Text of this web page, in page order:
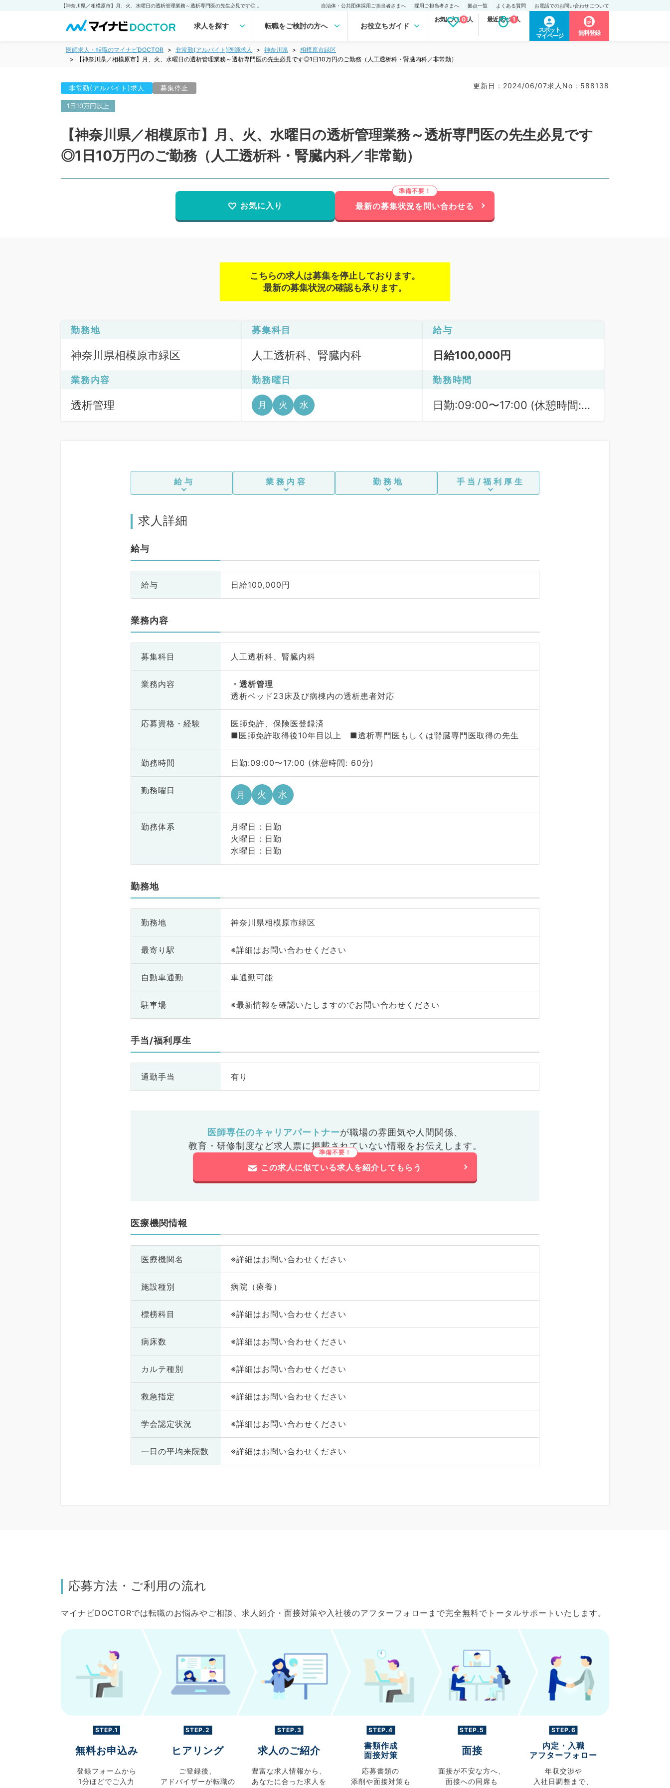
自治体・公共団体採用ご担当者さまへ 採用ご担当者さまへ 拠点一覧 よくある質問 お電話でのお問い合わせについて
求人を探す 転職をご検討の方へ お役立ちガイド
お気に入り求人
0 最近見た求人
1
スポット
マイページ
無料登録
医師求人・転職のマイナビDOCTOR 非常勤(アルバイト)医師求人 神奈川県
相模原市緑区
【神奈川県／相模原市】月、火、水曜日の透析管理業務～透析専門医の先生必見です◎1日10万円のご勤務（人工透析科・腎臓内科／非常勤）
非常勤(アルバイト)求人 募集停止 更新日 : 2024/06/07求人No : 588138
1日10万円以上
【神奈川県／相模原市】月、火、水曜日の透析管理業務～透析専門医の先生必見です
◎1日10万円のご勤務（人工透析科・腎臓内科／非常勤）
お気に入り 最新の募集状況を問い合わせる
こちらの求人は募集を停止しております。
最新の募集状況の確認も承ります。
勤務地
神奈川県相模原市緑区
募集科目
人工透析科、腎臓内科
給与
日給100,000円
業務内容
透析管理
勤務曜日
月 火 水
勤務時間
日勤:09:00〜17:00 (休憩時間:
給与 業務内容 勤務地 手当/福利厚生
求人詳細
給与
給与 日給100,000円
業務内容
募集科目 人工透析科、腎臓内科
業務内容
透析管理
透析ベッド23床及び病棟内の透析患者対応
応募資格・ 経験
医師免許、保険医登録済
■医師免許取得後10年目以上 ■透析専門医もしくは腎臓専門医取得の先生
勤務時間 日勤:09:00〜17:00 (休憩時間: 60分)
勤務曜日 月 火 水
勤務体系
月曜日 : 日勤
火曜日 : 日勤
水曜日 : 日勤
勤務地
勤務地 神奈川県相模原市緑区
最寄り駅 ※詳細はお問い合わせください
自動車通勤 車通勤可能
駐車場 ※最新情報を確認いたしますのでお問い合わせください
手当/福利厚生
通勤手当 有り
医師専任のキャリアパートナーが職場の雰囲気や人間関係、
教育・研修制度など求人票に掲載されていない情報をお伝えします。
この求人に似ている求人を紹介してもらう
医療機関情報
医療機関名 ※詳細はお問い合わせください
施設種別 病院（療養）
標榜科目 ※詳細はお問い合わせください
病床数 ※詳細はお問い合わせください
カルテ種別 ※詳細はお問い合わせください
救急指定 ※詳細はお問い合わせください
学会認定状況 ※詳細はお問い合わせください
一日の平均来院数 ※詳細はお問い合わせください
応募方法・ご利用の流れ
マイナビDOCTORでは転職のお悩みやご相談、求人紹介・面接対策や入社後のアフターフォローまで完全無料でトータルサポートいたします。
STEP.1
無料お申込み
登録フォームから
1分ほどでご入力
STEP.2
ヒアリング
ご登録後、
アドバイザーが転職の
STEP.3
求人のご紹介
豊富な求人情報から、
あなたに合った求人を
STEP.4
書類作成
面接対策
応募書類の
添削や面接対策も
STEP.5
面接
面接が不安な方へ、
面接への同席も
STEP.6
内定・入職
アフターフォロー
年収交渉や
入社日調整まで、